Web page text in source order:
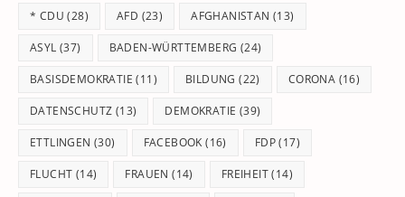
* CDU (28) AFD (23) AFGHANISTAN (13)
ASYL (37) BADEN-WÜRTTEMBERG (24)
BASISDEMOKRATIE (11) BILDUNG (22) CORONA (16)
DATENSCHUTZ (13) DEMOKRATIE (39)
ETTLINGEN (30) FACEBOOK (16) FDP(17)
FLUCHT (14) FRAUEN (14) FREIHEIT(14)